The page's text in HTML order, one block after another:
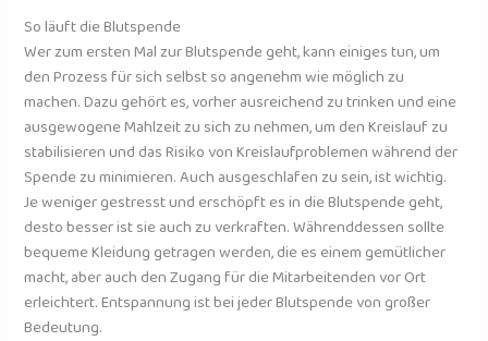
So läuft die Blutspende
Wer zum ersten Mal zur Blutspende geht, kann einiges tun, um
den Prozess für sich selbst so angenehm wie möglich zu
machen. Dazu gehört es, vorher ausreichend zu trinken und eine
ausgewogene Mahlzeit zu sich zu nehmen, um den Kreislauf zu
stabilisieren und das Risiko von Kreislaufproblemen während der
Spende zu minimieren. Auch ausgeschlafen zu sein, ist wichtig.
Je weniger gestresst und erschöpft es in die Blutspende geht,
desto besser ist sie auch zu verkraften. Währenddessen sollte
bequeme Kleidung getragen werden, die es einem gemütlicher
macht, aber auch den Zugang für die Mitarbeitenden vor Ort
erleichtert. Entspannung ist bei jeder Blutspende von großer
Bedeutung.